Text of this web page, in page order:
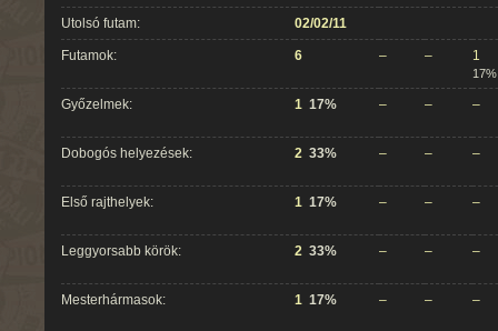
Utolsó futam: 02/02/11
Futamok: 6 – – 1
17%
Győzelmek: 1 17% – – –
Dobogós helyezések: 2 33% – – –
Első rajthelyek: 1 17% – – –
Leggyorsabb körök: 2 33% – – –
Mesterhármasok: 1 17% – – –